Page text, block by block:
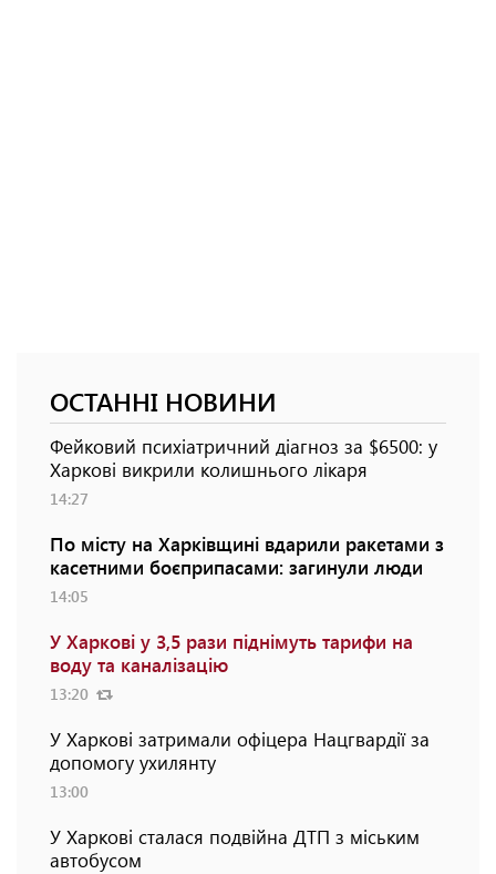
ОСТАННІ НОВИНИ
Фейковий психіатричний діагноз за $6500: у
Харкові викрили колишнього лікаря
14:27
По місту на Харківщині вдарили ракетами з
касетними боєприпасами: загинули люди
14:05
У Харкові у 3,5 рази піднімуть тарифи на
воду та каналізацію
13:20
У Харкові затримали офіцера Нацгвардії за
допомогу ухилянту
13:00
У Харкові сталася подвійна ДТП з міським
автобусом